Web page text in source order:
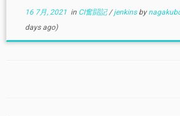
16 7月, 2021in CI奮闘記/jenkins by
days ago)